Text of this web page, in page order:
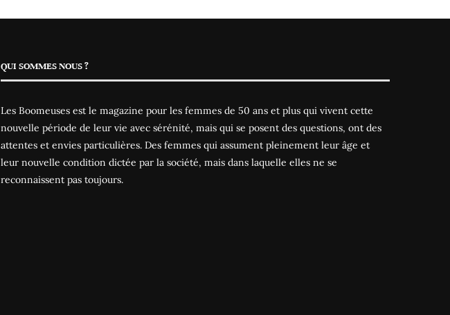
QUI SOMMES NOUS ?
Les Boomeuses est le magazine pour les femmes de 50 ans et plus qui vivent cette
nouvelle période de leur vie avec sérénité, mais qui se posent des questions, ont des
attentes et envies particulières. Des femmes qui assument pleinement leur âge et
leur nouvelle condition dictée par la société, mais dans laquelle elles ne se
reconnaissent pas toujours.